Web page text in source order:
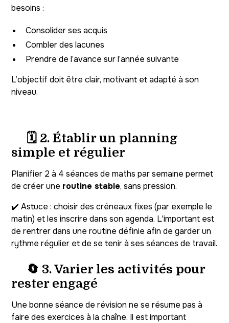
besoins :
Consolider ses acquis
Combler des lacunes
Prendre de l’avance sur l’année suivante
L’objectif doit être clair, motivant et adapté à son
niveau.
🗓️ 2. Établir un planning
simple et régulier
Planifier 2 à 4 séances de maths par semaine permet
de créer une routine stable, sans pression.
✔️ Astuce : choisir des créneaux fixes (par exemple le
matin) et les inscrire dans son agenda. L'important est
de rentrer dans une routine définie afin de garder un
rythme régulier et de se tenir à ses séances de travail.
🔄 3. Varier les activités pour
rester engagé
Une bonne séance de révision ne se résume pas à
faire des exercices à la chaîne. Il est important